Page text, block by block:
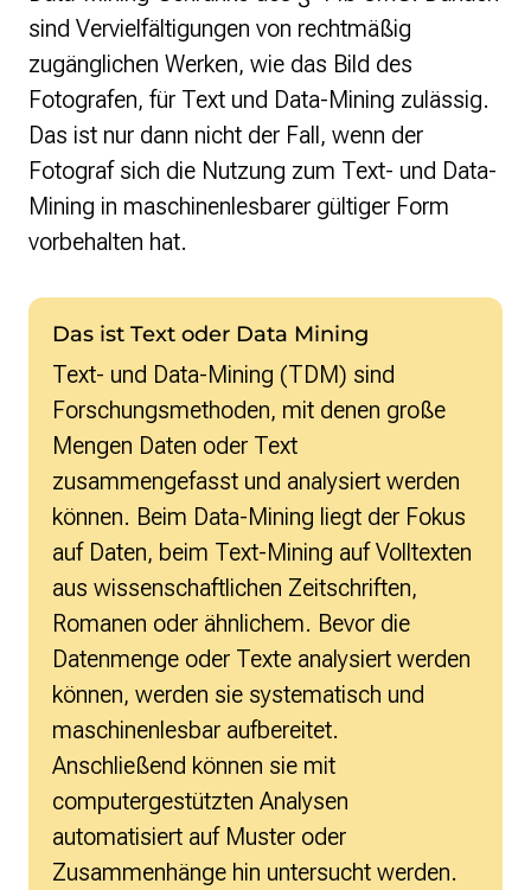
sind Vervielfältigungen von rechtmäßig
zugänglichen Werken, wie das Bild des
Fotografen, für Text und Data-Mining zulässig.
Das ist nur dann nicht der Fall, wenn der
Fotograf sich die Nutzung zum Text- und Data-
Mining in maschinenlesbarer gültiger Form
vorbehalten hat.
Das ist Text oder Data Mining
Text- und Data-Mining (TDM) sind
Forschungsmethoden, mit denen große
Mengen Daten oder Text
zusammengefasst und analysiert werden
können. Beim Data-Mining liegt der Fokus
auf Daten, beim Text-Mining auf Volltexten
aus wissenschaftlichen Zeitschriften,
Romanen oder ähnlichem. Bevor die
Datenmenge oder Texte analysiert werden
können, werden sie systematisch und
maschinenlesbar aufbereitet.
Anschließend können sie mit
computergestützten Analysen
automatisiert auf Muster oder
Zusammenhänge hin untersucht werden.